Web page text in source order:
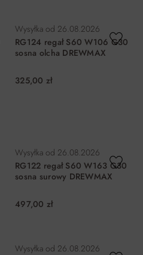
Wysyłka od 26.08.2026
RG124 regał S60 W106 G30
sosna olcha DREWMAX
325,00 zł
Wysyłka od 26.08.2026
RG122 regał S60 W163 G30
sosna surowy DREWMAX
497,00 zł
Wysyłka od 26.08.2026